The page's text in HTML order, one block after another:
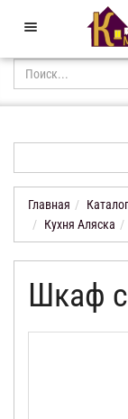
Звоните с
КАТАЛОГ
АКЦИИ
НОВИНКИ
ОТЗЫВЫ
Главная Каталог
Кухня Аляска
Шкаф